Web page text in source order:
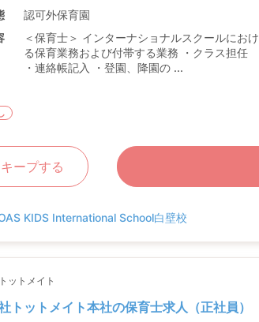
認可外保育園
＜保育士＞ インターナショナルスクールにおけ
る保育業務および付帯する業務 ・クラス担任
・連絡帳記入 ・登園、降園の ...
キープする
KIDS International School白壁校
ットメイト
トットメイト本社の保育士求人（正社員）